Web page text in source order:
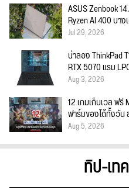
ASUS Zenbook
Ryzen AI 400 บา
Jul 29, 2026
น่าลอง ThinkPad
RTX 5070 แรม
Aug 3, 2026
12 เกมเก็บเวล ฟ
ฟาร์มของได้ทั้งวั
Aug 5, 2026
ทิป-เท